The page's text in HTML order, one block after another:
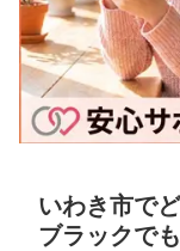
いわき市で
ブラックで